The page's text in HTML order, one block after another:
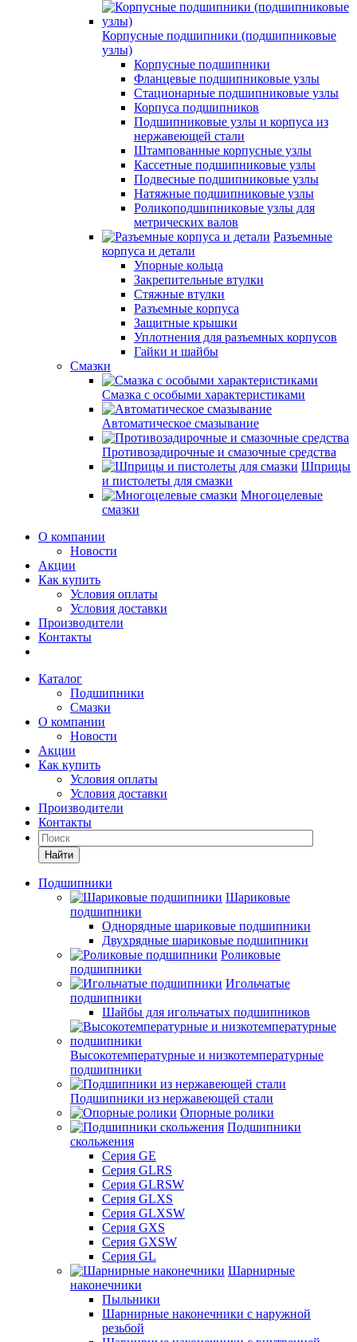
Корпусные подшипники (подшипниковые
узлы)
Корпусные подшипники
Фланцевые подшипниковые узлы
Стационарные подшипниковые узлы
Корпуса подшипников
Подшипниковые узлы и корпуса из
нержавеющей стали
Штампованные корпусные узлы
Кассетные подшипниковые узлы
Подвесные подшипниковые узлы
Натяжные подшипниковые узлы
Роликоподшипниковые узлы для
метрических валов
Разъемные
корпуса и детали
Упорные кольца
Закрепительные втулки
Стяжные втулки
Разъемные корпуса
Защитные крышки
Уплотнения для разъемных корпусов
Гайки и шайбы
Смазки
Смазка с особыми характеристиками
Автоматическое смазывание
Противозадирочные и смазочные средства
Шприцы
и пистолеты для смазки
Многоцелевые
смазки
О компании
Новости
Акции
Как купить
Условия оплаты
Условия доставки
Производители
Контакты
Каталог
Подшипники
Смазки
О компании
Новости
Акции
Как купить
Условия оплаты
Условия доставки
Производители
Контакты
Найти
Подшипники
Шариковые
подшипники
Однорядные шариковые подшипники
Двухрядные шариковые подшипники
Роликовые
подшипники
Игольчатые
подшипники
Шайбы для игольчатых подшипников
Высокотемпературные и низкотемпературные
подшипники
Подшипники из нержавеющей стали
Опорные ролики
Подшипники
скольжения
Серия GE
Серия GLRS
Серия GLRSW
Серия GLXS
Серия GLXSW
Серия GXS
Серия GXSW
Серия GL
Шарнирные
наконечники
Пыльники
Шарнирные наконечники с наружной
резьбой